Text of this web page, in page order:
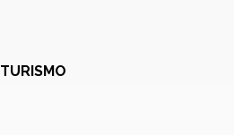
TURISMO